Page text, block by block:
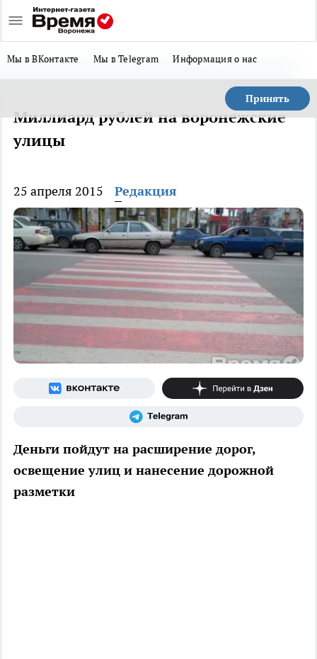
Мы в ВКонтакте Мы в Telegram Информация о нас
Принять
Миллиард рублей на воронежские
улицы
25 апреля 2015 Редакция
Деньги пойдут на расширение дорог,
освещение улиц и нанесение дорожной
разметки